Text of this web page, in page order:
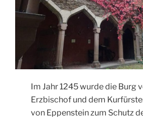
Im Jahr 1245 wurde die Burg
Erzbischof und dem
von Eppenstein zum Schutz